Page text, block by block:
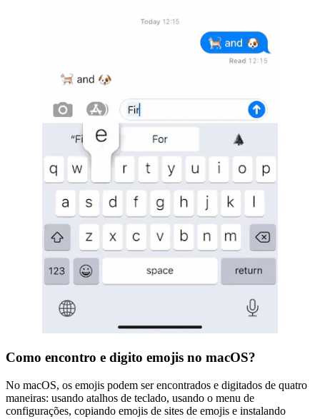
Como encontro e digito emojis no macOS?
No macOS, os emojis podem ser encontrados e digitados de quatro
maneiras: usando atalhos de teclado, usando o menu de
configurações, copiando emojis de sites de emojis e instalando